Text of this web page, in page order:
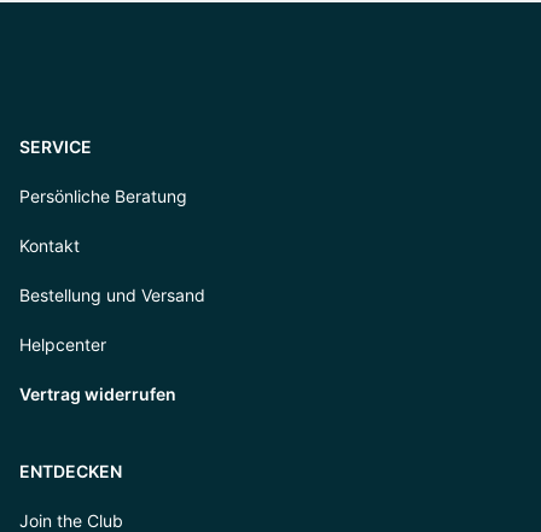
SERVICE
Persönliche Beratung
Kontakt
Bestellung und Versand
Helpcenter
Vertrag widerrufen
ENTDECKEN
Join the Club